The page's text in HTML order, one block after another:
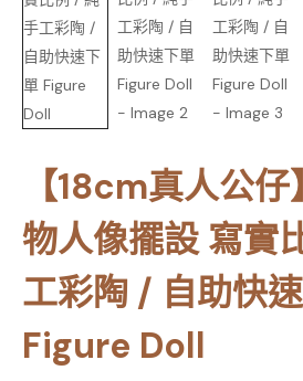
【18cm真人公
物人像擺設 寫實
工彩陶 / 自助快
Figure Doll